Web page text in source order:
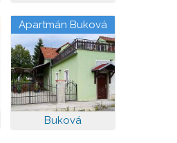
Apartmán Buková
Buková